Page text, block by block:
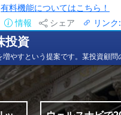
有料機能についてはこちら！
情報
シェア リンク: